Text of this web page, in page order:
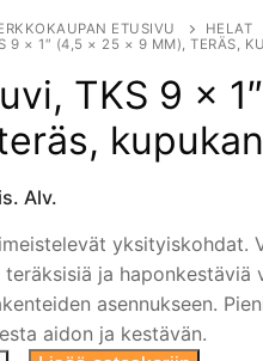
ETUSIVU HELAT
9 × 1″ (4,5 × 25 × 9 MM), TERÄS,
TKS 9 ×
Alv.
yksityiskohdat.
teräksisiä ja
asennukseen.
aidon ja kestävän.